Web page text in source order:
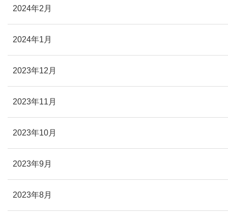
2024年2月
2024年1月
2023年12月
2023年11月
2023年10月
2023年9月
2023年8月